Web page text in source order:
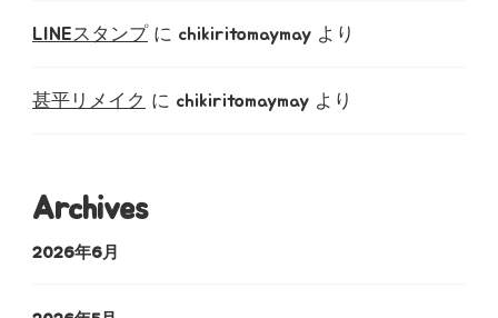
LINEスタンプ に chikiritomaymay より
甚平リメイク に chikiritomaymay より
Archives
2026年6月